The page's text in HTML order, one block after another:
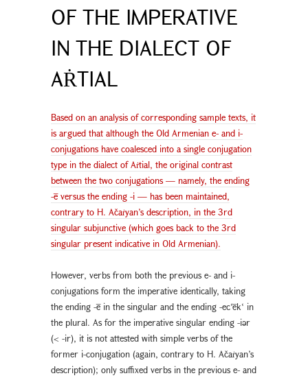
OF THE IMPERATIVE
IN THE DIALECT OF
AṘTIAL
Based on an analysis of corresponding sample texts, it
is argued that although the Old Armenian e- and i-
conjugations have coalesced into a single conjugation
type in the dialect of Aṙtial, the original contrast
between the two conjugations — namely, the ending
-ē versus the ending -i — has been maintained,
contrary to H. Ačaṙyan’s description, in the 3rd
singular subjunctive (which goes back to the 3rd
singular present indicative in Old Armenian).
However, verbs from both the previous e- and i-
conjugations form the imperative identically, taking
the ending -ē in the singular and the ending -ec‘ēk‘ in
the plural. As for the imperative singular ending -iәr
(< -ir), it is not attested with simple verbs of the
former i-conjugation (again, contrary to H. Ačaṙyan’s
description); only suffixed verbs in the previous e- and